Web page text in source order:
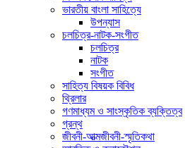
ভারতীয় বাংলা সাহিত্যে
উপন্যাস
চলচিত্র-নাটক-সংগীত
চলচিত্র
নাটক
সংগীত
সাহিত্য বিষয়ক বিবিধ
থ্রিলার
গণমাধ্যম ও সাংস্কৃতিক ব্যক্তিত্ব
গ্রন্থ
জীবনী-আত্মজীবনী-স্মৃতিকথা